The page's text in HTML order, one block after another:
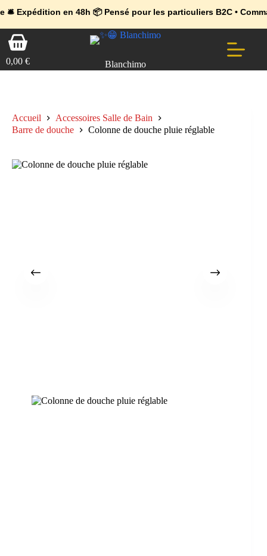
en 48h 📦 Pensé pour les particuliers B2C • Commande
🔥 Déjà adopté par les pros 👉 Passez en Espace Pro B2B 📦
💼 Offres réservées aux professionnels 🚀 Rejoignez l’Espace Pro
PasserPanier
d’achat
0,00 € Blanchimo
Accueil
Accessoires Salle de Bain
Barre de douche
Colonne de douche pluie réglable